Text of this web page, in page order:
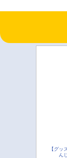
【グッ
ん